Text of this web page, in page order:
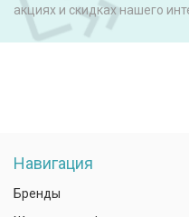
акциях и скидках нашего
Навигация
Бренды